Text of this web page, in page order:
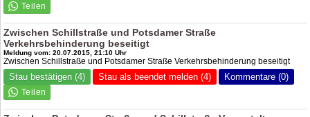
Zwischen Schillstraße und Potsdamer Straße
Verkehrsbehinderung beseitigt
Meldung vom: 20.07.2015, 21:10 Uhr
Zwischen Schillstraße und Potsdamer Straße Verkehrsbehinderung beseitigt
Stau bestätigen (4) Stau als beendet melden (4) Kommentare (0)